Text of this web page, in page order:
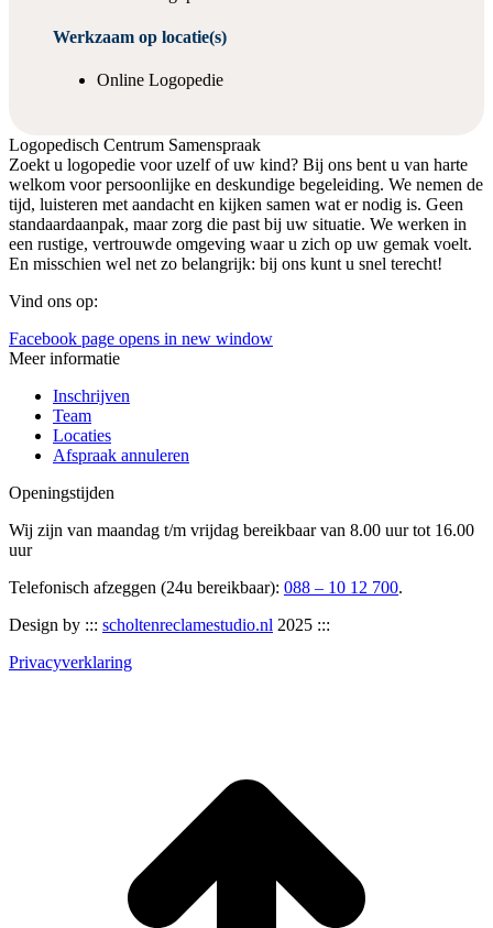
Werkzaam op locatie(s)
Online Logopedie
Logopedisch Centrum Samenspraak
Zoekt u logopedie voor uzelf of uw kind? Bij ons bent u van harte
welkom voor persoonlijke en deskundige begeleiding. We nemen de
tijd, luisteren met aandacht en kijken samen wat er nodig is. Geen
standaardaanpak, maar zorg die past bij uw situatie. We werken in
een rustige, vertrouwde omgeving waar u zich op uw gemak voelt.
En misschien wel net zo belangrijk: bij ons kunt u snel terecht!
Vind ons op:
Facebook page opens in new window
Meer informatie
Inschrijven
Team
Locaties
Afspraak annuleren
Openingstijden
Wij zijn van maandag t/m vrijdag bereikbaar van 8.00 uur tot 16.00
uur
Telefonisch afzeggen (24u bereikbaar): 088 – 10 12 700.
Design by ::: scholtenreclamestudio.nl 2025 :::
Privacyverklaring